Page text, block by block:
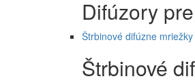
Difúzory
Štrbinové difúzne mriežky
Štrbinové